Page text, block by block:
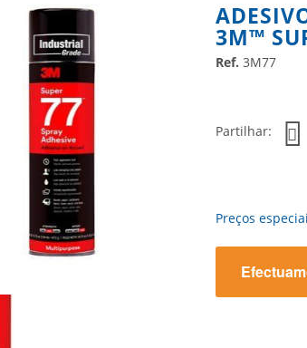
3M™
Ref. 3M77
Partilhar:
Preços